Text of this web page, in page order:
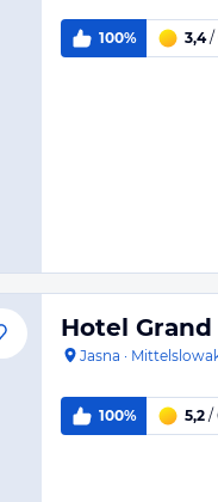
100% 3,4/
Hotel Grand
Jasna ·
100% 5,2 /